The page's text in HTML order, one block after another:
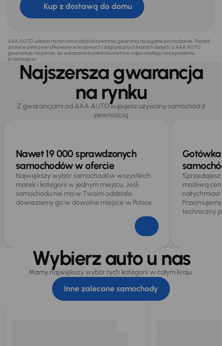
Kup z dostawą do domu
AAA AUTO udziela na ten samochód dożywotniej gwarancji na legalne pochodzenie. Pojazd
został w pełni zweryfikowany w krajowych i zagranicznych bazach danych, a AAA AUTO
gwarantuje na piśmie, że wskazania licznika kilometrów odpowiadają rzeczywistemu
przebiegowi.
Najszersza gwarancja
na rynku
Z gwarancjami od AAA AUTO kupujesz używany samochód z
pewnością
Nawet 19 000 sprawdzonych
samochodów w ofercie
Największy wybór samochodów wszystkich
marek i kategorii w jednym miejscu. Jeśli
samochodu nie ma w Twoim oddziale,
dowieziemy go w dowolne miejsce w Polsce.
możliwą
techniczny
Wybierz auto u nas
Mamy największy wybór tych kategorii w całym kraju.
Inne zalecane samochody